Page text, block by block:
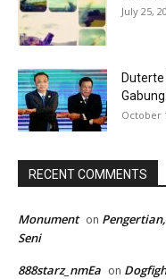
July 25,
October
RECENT COMMENTS
Monument on
Seni
888starz_nmEa on